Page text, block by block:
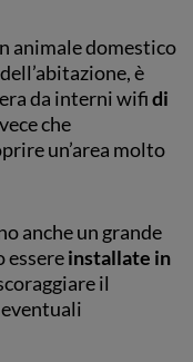
animale domestico
è
da interni wifidi
che
un’area molto
anche un grande
essereinstallate in
il